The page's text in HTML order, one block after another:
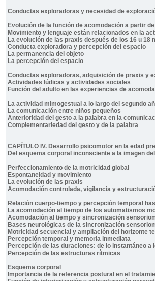
Conductas exploradoras y necesidad de
Evolución de la función de acomodación a partir
Movimiento y lenguaje están relacionados en la
La evolución de las praxis después de los 16 u 18
Conducta exploradora y percepción del espacio
La permanencia del objeto
La percepción del espacio
Conductas exploradoras, adquisición de praxis y
Actividades lúdicas y actividades sociales
Función del adulto en las experiencias de
La actividad mimogestual a lo largo del segundo
La comunicación entre niños pequeños
Anterioridad del gesto a la palabra en la
Complementariedad del gesto y de la palabra
CAPÍTULO IV. Desarrollo psicomotor en la edad
Del esquema corporal inconsciente a la imagen
Perfeccionamiento de la motricidad global
Espontaneidad y movimiento
La evolución de las praxis
Acomodación controlada, vigilancia y
Relación cuerpo-tiempo y percepción temporal
La acomodación al tiempo de los automatismos
Acomodación al tiempo y sincronización
Bases neurológicas de la sincronización
Motricidad secuencial y ampliación del horizonte
Percepción temporal y memoria inmediata
Percepción de las duraciones: de lo instantáneo a
Percepción de las estructuras rítmicas
Esquema corporal
Importancia de la referencia postural en el